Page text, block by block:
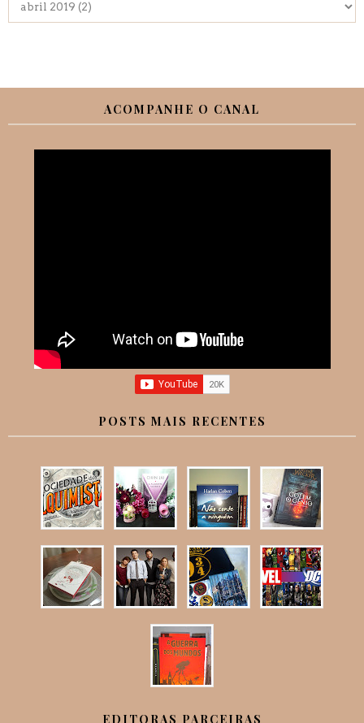
ACOMPANHE O CANAL
POSTS MAIS RECENTES
EDITORAS PARCEIRAS